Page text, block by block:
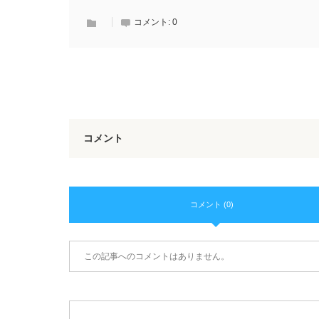
コメント: 0
コメント
コメント (0)
この記事へのコメントはありません。